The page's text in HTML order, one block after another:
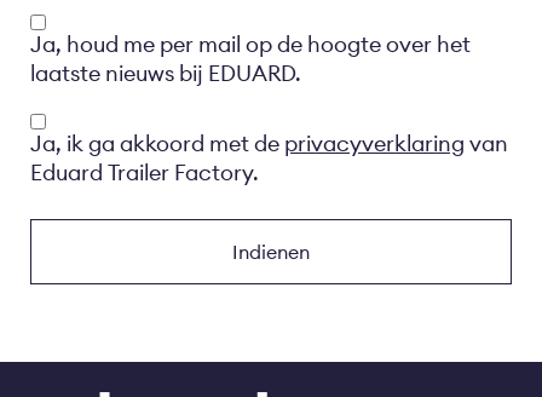
Opt-
in
Ja, houd me per mail op de hoogte over het
laatste nieuws bij EDUARD.
Privacyverklaring
Ja, ik ga akkoord met de privacyverklaring van
Eduard Trailer Factory.